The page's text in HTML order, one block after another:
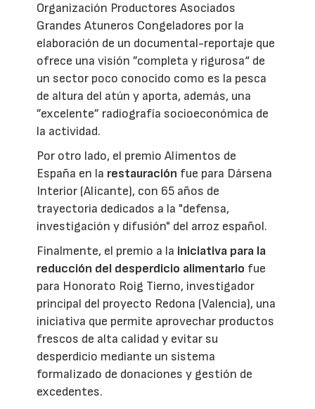
Organización Productores Asociados
Grandes Atuneros Congeladores por la
elaboración de un documental-reportaje que
ofrece una visión ”completa y rigurosa“ de
un sector poco conocido como es la pesca
de altura del atún y aporta, además, una
”excelente” radiografía socioeconómica de
la actividad.
Por otro lado, el premio Alimentos de
España en la restauración fue para Dársena
Interior (Alicante), con 65 años de
trayectoria dedicados a la "defensa,
investigación y difusión" del arroz español.
Finalmente, el premio a la iniciativa para la
reducción del desperdicio alimentario fue
para Honorato Roig Tierno, investigador
principal del proyecto Redona (Valencia), una
iniciativa que permite aprovechar productos
frescos de alta calidad y evitar su
desperdicio mediante un sistema
formalizado de donaciones y gestión de
excedentes.